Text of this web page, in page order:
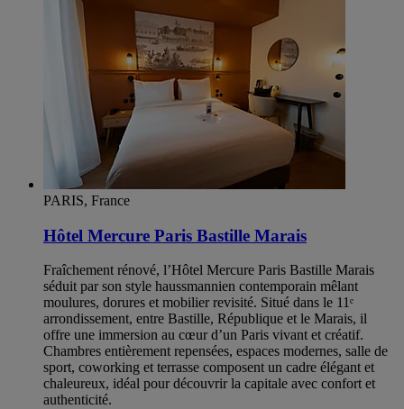
PARIS, France
Hôtel Mercure Paris Bastille Marais
Fraîchement rénové, l’Hôtel Mercure Paris Bastille Marais
séduit par son style haussmannien contemporain mêlant
moulures, dorures et mobilier revisité. Situé dans le 11ᵉ
arrondissement, entre Bastille, République et le Marais, il
offre une immersion au cœur d’un Paris vivant et créatif.
Chambres entièrement repensées, espaces modernes, salle de
sport, coworking et terrasse composent un cadre élégant et
chaleureux, idéal pour découvrir la capitale avec confort et
authenticité.